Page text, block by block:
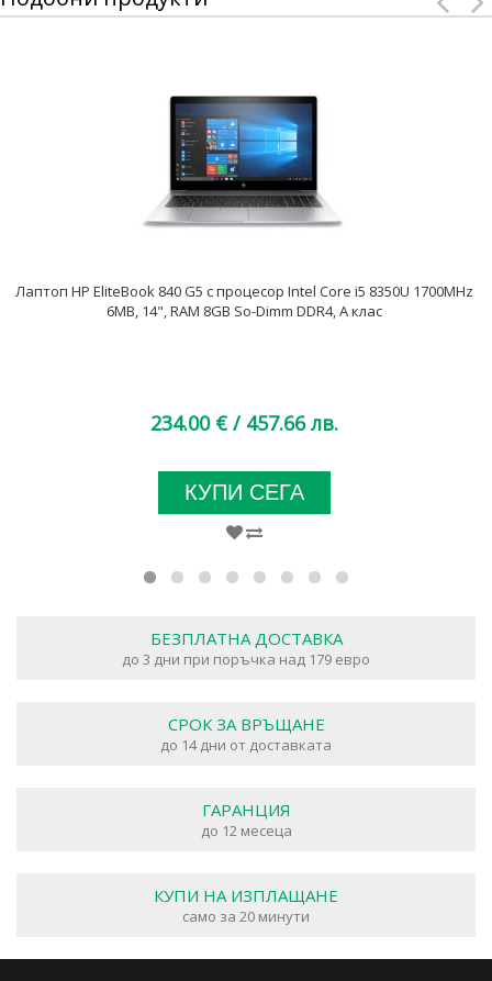
Лаптоп HP EliteBook 840 G5 с процесор Intel Core i5 8350U 1700MHz
6MB, 14", RAM 8GB So-Dimm DDR4, A клас
234.00 € / 457.66 лв.
КУПИ СЕГА
БЕЗПЛАТНА ДОСТАВКА
до 3 дни при поръчка над 179 евро
СРОК ЗА ВРЪЩАНЕ
до 14 дни от доставката
ГАРАНЦИЯ
до 12 месеца
КУПИ НА ИЗПЛАЩАНЕ
само за 20 минути